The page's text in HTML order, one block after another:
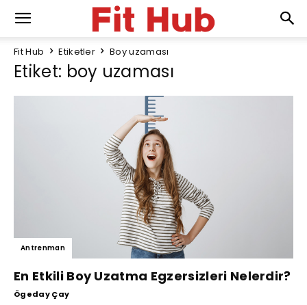
Fit Hub Etiketler Boy uzaması
Etiket: boy uzaması
Antrenman
En Etkili Boy Uzatma Egzersizleri Nelerdir?
Ögeday Çay